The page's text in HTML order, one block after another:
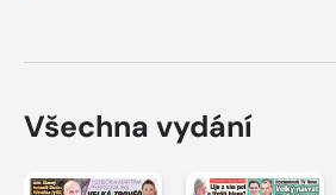
Všechna vydání